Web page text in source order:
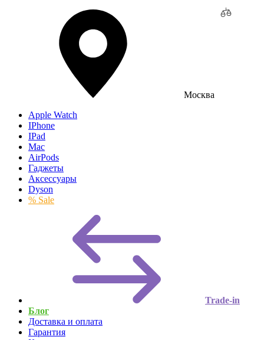
Москва
Apple Watch
IPhone
IPad
Mac
AirPods
Гаджеты
Аксессуары
Dyson
% Sale
Trade-in
Блог
Доставка и оплата
Гарантия